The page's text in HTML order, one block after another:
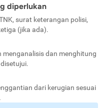
diperlukan
surat keterangan polisi,
(jika ada).
menganalisis dan menghitung
dari kerugian sesuai